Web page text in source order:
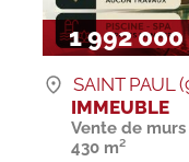
1 992
SAINT PAUL
IMMEUBLE
Vente de
430 m²